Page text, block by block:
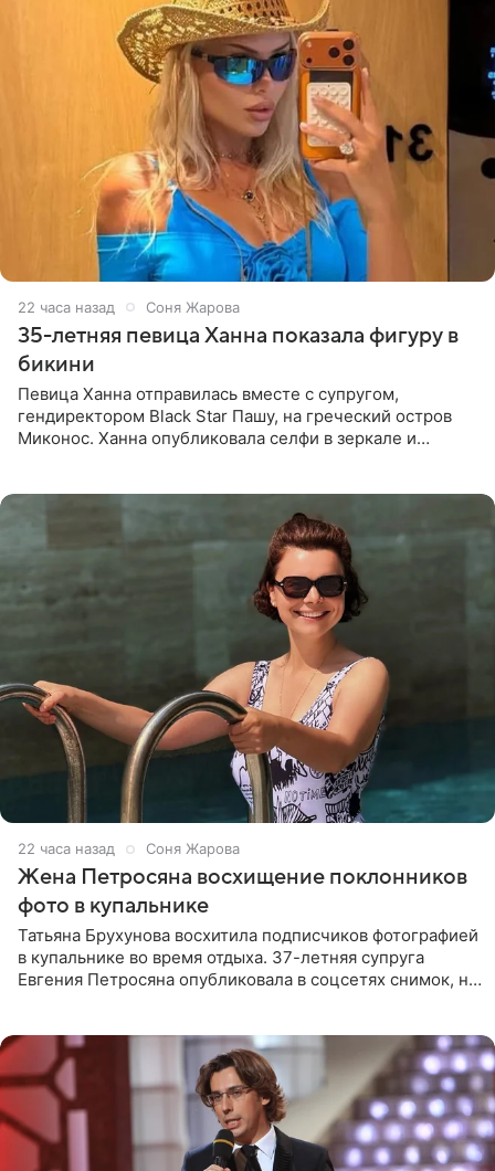
22 часа назад Соня Жарова
35-летняя певица Ханна показала фигуру в
бикини
Певица Ханна отправилась вместе с супругом,
гендиректором Black Star Пашу, на греческий остров
Миконос. Ханна опубликовала селфи в зеркале и
22 часа назад Соня Жарова
Жена Петросяна восхищение поклонников
фото в купальнике
Татьяна Брухунова восхитила подписчиков фотографией
в купальнике во время отдыха. 37-летняя супруга
Евгения Петросяна опубликовала в соцсетях снимок, на